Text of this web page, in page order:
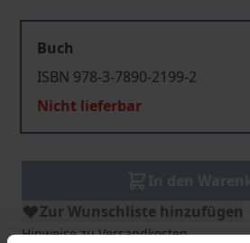
Buch
ISBN 978-3-7890-2199-2
Nicht lieferbar
Zur Wunschliste hinzufügen
Hinweise zu Versandkosten